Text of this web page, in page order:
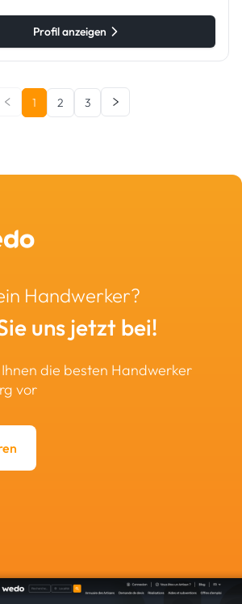
Profil anzeigen
1 2 3
Handwerker?
uns jetzt bei!
die besten Handwerker
vor